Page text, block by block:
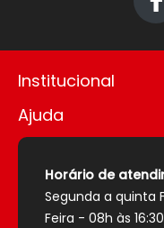
Institucional
Política de privacidade
Trabalhe conosco
Sobre nós
Segurança
Ajuda
Como comprar
Política de envio
Política de pagamento
Trocas e devoluções
Horário de
Segunda a quinta
Feira - 08h às